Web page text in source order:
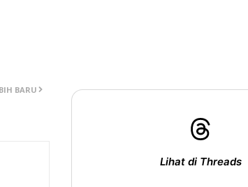
BARU
Lihat di Threads